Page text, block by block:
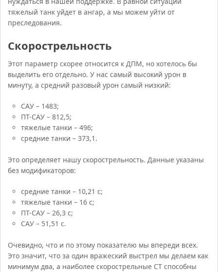
тяжелый танк уйдет в ангар, а мы можем уйти от
преследования.
Скорострельность
Этот параметр скорее относится к ДПМ, но хотелось бы
выделить его отдельно. У нас самый высокий урон в
минуту, а средний разовый урон самый низкий:
САУ – 1483;
ПТ-САУ – 812,5;
тяжелые танки – 496;
средние танки – 373,1.
Это определяет нашу скорострельность. Данные указаны
без модификаторов:
средние танки – 10,21 с;
тяжелые танки – 16 с;
ПТ-САУ – 26,3 с;
САУ – 51,51 с.
Очевидно, что и по этому показателю мы впереди всех.
Это значит, что за один вражеский выстрел мы делаем как
минимум два, а наиболее скорострельные СТ способны